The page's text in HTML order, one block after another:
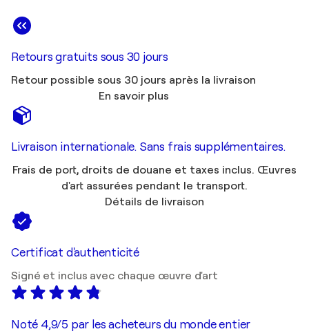
Retours gratuits sous 30 jours
Retour possible sous 30 jours après la livraison
En savoir plus
Livraison internationale. Sans frais supplémentaires.
Frais de port, droits de douane et taxes inclus. Œuvres
d'art assurées pendant le transport.
Détails de livraison
Certificat d'authenticité
Signé et inclus avec chaque œuvre d'art
Noté 4,9/5 par les acheteurs du monde entier